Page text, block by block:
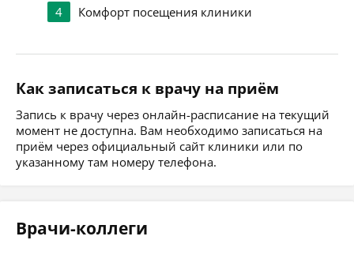
4
Комфорт посещения клиники
Как записаться к врачу на приём
Запись к врачу через онлайн-расписание на текущий
момент не доступна. Вам необходимо записаться на
приём через официальный сайт клиники или по
указанному там номеру телефона.
Врачи-коллеги